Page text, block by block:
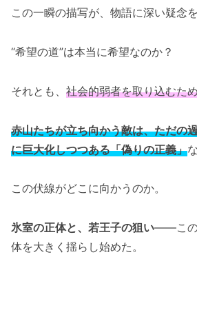
この一瞬の描写が、物語に深い疑念
“希望の道”は本当に希望なのか？
それとも、 社会的弱者を取り込むた
赤山たちが立ち向かう敵は、ただの
に巨大化しつつある「偽りの正義」
この伏線がどこに向かうのか。
氷室の正体と、若王子の狙い――この
体を大きく揺らし始めた。